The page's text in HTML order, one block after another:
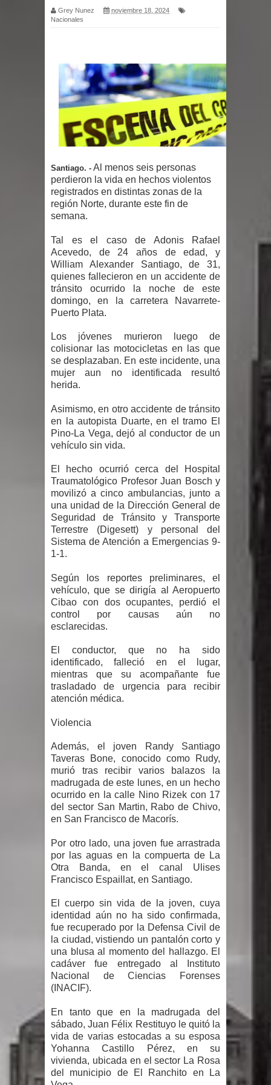
dominicanos a unirse para sacar al
PRM del Gobierno
Tres detenidos tras detectarse una
presunta estafa contra el
Ayuntamiento de Santiago
PRM votará “por aclamación” a sus
El expresidente peruano Ollanta
Humala queda en libertad tras la
anulación de condena de 15 años por
DIGEIG y Liga Municipal Dominicana
impulsan nuevas metas de
transparencia a través SISMAP
municipal
detención del expresidente Evo
Morales
Calor extremo para este jueves en
Miles de marroquíes cruzan la
frontera en masa para entrar a
España
TC declara inconstitucional decreto
sobre horarios de venta de alcohol
Presidente LMD Víctor D´Aza
supervisa obra relleno sanitario y se
reúne con alcalde San Cristóbal
muertos
Heridos y edificios colapsados tras
terremoto de magnitud 7,1 en Japón
Poder Ejecutivo promulga
modificaciones al nuevo Código Penal
reveló que con Presupuesto
Complementario gobierno endeuda
país con 3,500 millones de dólares
Grey Nunez
noviembre 18, 2024
Nacionales
Santiago. - Al menos seis personas
perdieron la vida en hechos violentos
registrados en distintas zonas de la
región Norte, durante este fin de
semana.
Tal es el caso de Adonis Rafael
Acevedo, de 24 años de edad, y
William Alexander Santiago, de 31,
quienes fallecieron en un accidente de
tránsito ocurrido la noche de este
domingo, en la carretera Navarrete-
Puerto Plata.
Los jóvenes murieron luego de
colisionar las motocicletas en las que
se desplazaban. En este incidente, una
mujer aun no identificada resultó
herida.
Asimismo, en otro accidente de tránsito
en la autopista Duarte, en el tramo El
Pino-La Vega, dejó al conductor de un
vehículo sin vida.
El hecho ocurrió cerca del Hospital
Traumatológico Profesor Juan Bosch y
movilizó a cinco ambulancias, junto a
una unidad de la Dirección General de
Seguridad de Tránsito y Transporte
Terrestre (Digesett) y personal del
Sistema de Atención a Emergencias 9-
1-1.
Según los reportes preliminares, el
vehículo, que se dirigía al Aeropuerto
Cibao con dos ocupantes, perdió el
control por causas aún no
esclarecidas.
El conductor, que no ha sido
identificado, falleció en el lugar,
mientras que su acompañante fue
trasladado de urgencia para recibir
atención médica.
Violencia
Además, el joven Randy Santiago
Taveras Bone, conocido como Rudy,
murió tras recibir varios balazos la
madrugada de este lunes, en un hecho
ocurrido en la calle Nino Rizek con 17
del sector San Martin, Rabo de Chivo,
en San Francisco de Macorís.
Por otro lado, una joven fue arrastrada
por las aguas en la compuerta de La
Otra Banda, en el canal Ulises
Francisco Espaillat, en Santiago.
El cuerpo sin vida de la joven, cuya
identidad aún no ha sido confirmada,
fue recuperado por la Defensa Civil de
la ciudad, vistiendo un pantalón corto y
una blusa al momento del hallazgo. El
cadáver fue entregado al Instituto
Nacional de Ciencias Forenses
(INACIF).
En tanto que en la madrugada del
sábado, Juan Félix Restituyo le quitó la
vida de varias estocadas a su esposa
Yohanna Castillo Pérez, en su
vivienda, ubicada en el sector La Rosa
del municipio de El Ranchito en La